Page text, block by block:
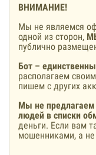
ВНИМАНИЕ!
Мы не являемся
одной из сторон,
публично
Бот –
располагаем
пишем с других
Мы не предлагаем
людей в списки
деньги. Если вам
мошенниками, а